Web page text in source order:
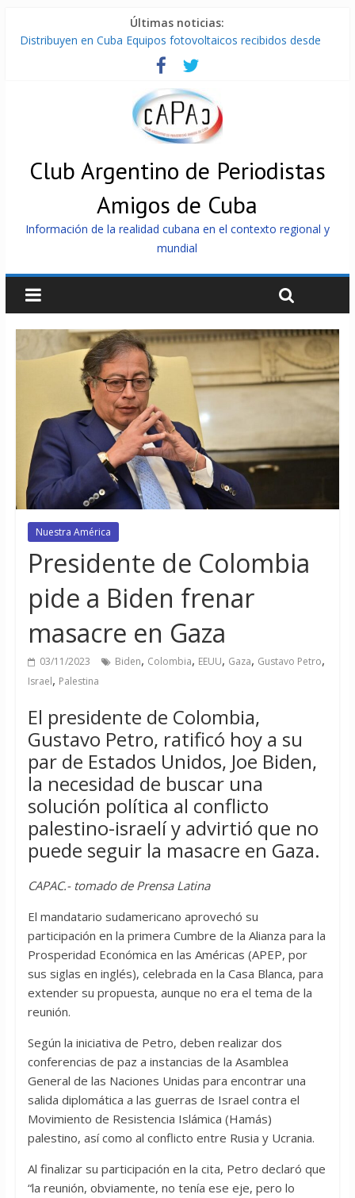
Últimas noticias:
Distribuyen en Cuba Equipos fotovoltaicos recibidos desde
La ONU condena medidas de EE.UU contra Cuba
Cuba alerta sobre doctrina militar de dominación de EEUU
Nuevas sanciones de EEUU contra Cuba apuntan a la
cooperación militar con Rusia y China
Brutal represión contra los que marchan para que no se
venda la patria
Club Argentino de Periodistas
Amigos de Cuba
Información de la realidad cubana en el contexto regional y
mundial
Nuestra América
Presidente de Colombia
pide a Biden frenar
masacre en Gaza
03/11/2023 Biden, Colombia, EEUU, Gaza, Gustavo Petro,
Israel, Palestina
El presidente de Colombia,
Gustavo Petro, ratificó hoy a su
par de Estados Unidos, Joe Biden,
la necesidad de buscar una
solución política al conflicto
palestino-israelí y advirtió que no
puede seguir la masacre en Gaza.
CAPAC.- tomado de Prensa Latina
El mandatario sudamericano aprovechó su
participación en la primera Cumbre de la Alianza para la
Prosperidad Económica en las Américas (APEP, por
sus siglas en inglés), celebrada en la Casa Blanca, para
extender su propuesta, aunque no era el tema de la
reunión.
Según la iniciativa de Petro, deben realizar dos
conferencias de paz a instancias de la Asamblea
General de las Naciones Unidas para encontrar una
salida diplomática a las guerras de Israel contra el
Movimiento de Resistencia Islámica (Hamás)
palestino, así como al conflicto entre Rusia y Ucrania.
Al finalizar su participación en la cita, Petro declaró que
“la reunión, obviamente, no tenía ese eje, pero lo